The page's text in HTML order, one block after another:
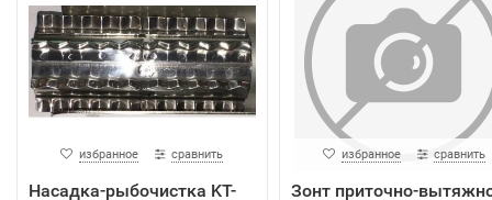
избранное сравнить
Насадка-рыбочистка KT-
избранное сравнить
Зонт приточно-